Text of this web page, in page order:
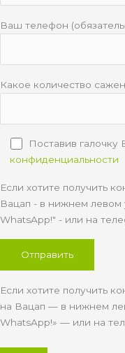
Ваш телефон
Какое количество
Поставив галочку
конфиденциальности
Если хотите получить
Вацап - в нижнем левом
WhatsApp!" - или на
Если хотите получить
на Вацап — в нижнем
WhatsApp!» — или на